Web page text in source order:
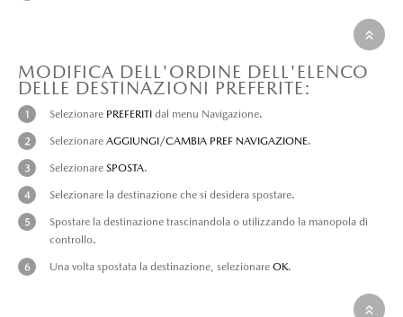
MODIFICA DELL'ORDINE DELL'ELENCO
DELLE DESTINAZIONI PREFERITE:
Selezionare PREFERITI dal menu Navigazione.
Selezionare AGGIUNGI/CAMBIA PREF NAVIGAZIONE.
Selezionare SPOSTA.
Selezionare la destinazione che si desidera spostare.
Spostare la destinazione trascinandola o utilizzando la manopola di
controllo.
Una volta spostata la destinazione, selezionare OK.